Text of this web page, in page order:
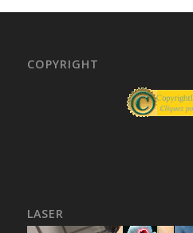
COPYRIGHT
LASER